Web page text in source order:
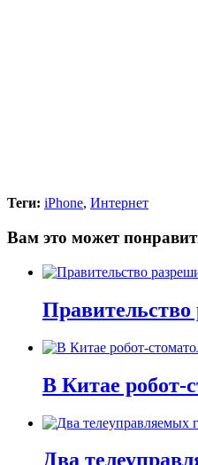
Теги: iPhone, Интернет
Вам это может
Правительство
В Китае робот-
Два